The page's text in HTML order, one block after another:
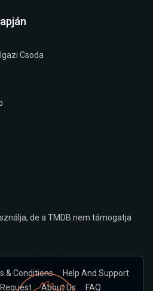
Csoda
de a TMDB nem támogatja
& Conditions
Help And Support
About Us FAQ